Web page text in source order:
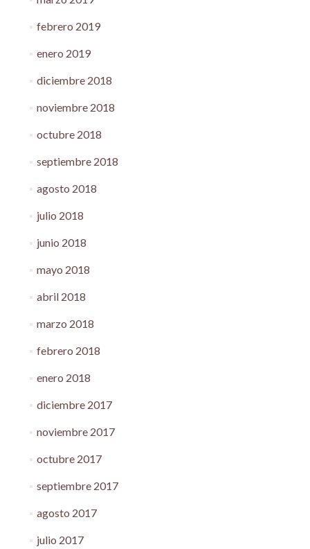
febrero 2019
enero 2019
diciembre 2018
noviembre 2018
octubre 2018
septiembre 2018
agosto 2018
julio 2018
junio 2018
mayo 2018
abril 2018
marzo 2018
febrero 2018
enero 2018
diciembre 2017
noviembre 2017
octubre 2017
septiembre 2017
agosto 2017
julio 2017